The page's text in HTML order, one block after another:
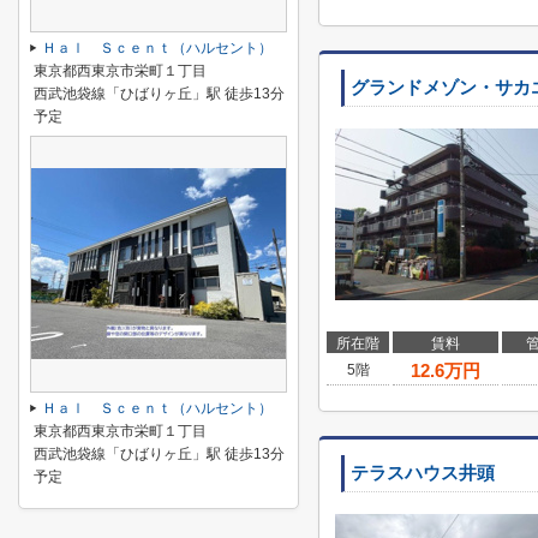
グランドメゾン・サカ
所在階 賃料
5階
12.6万円
テラスハウス井頭
Ｈａｌ Ｓｃｅｎｔ（ハルセント）
東京都西東京市栄町１丁目
西武池袋線「ひばりヶ丘」駅 徒歩13分
予定
Ｈａｌ Ｓｃｅｎｔ（ハルセント）
東京都西東京市栄町１丁目
西武池袋線「ひばりヶ丘」駅 徒歩13分
予定